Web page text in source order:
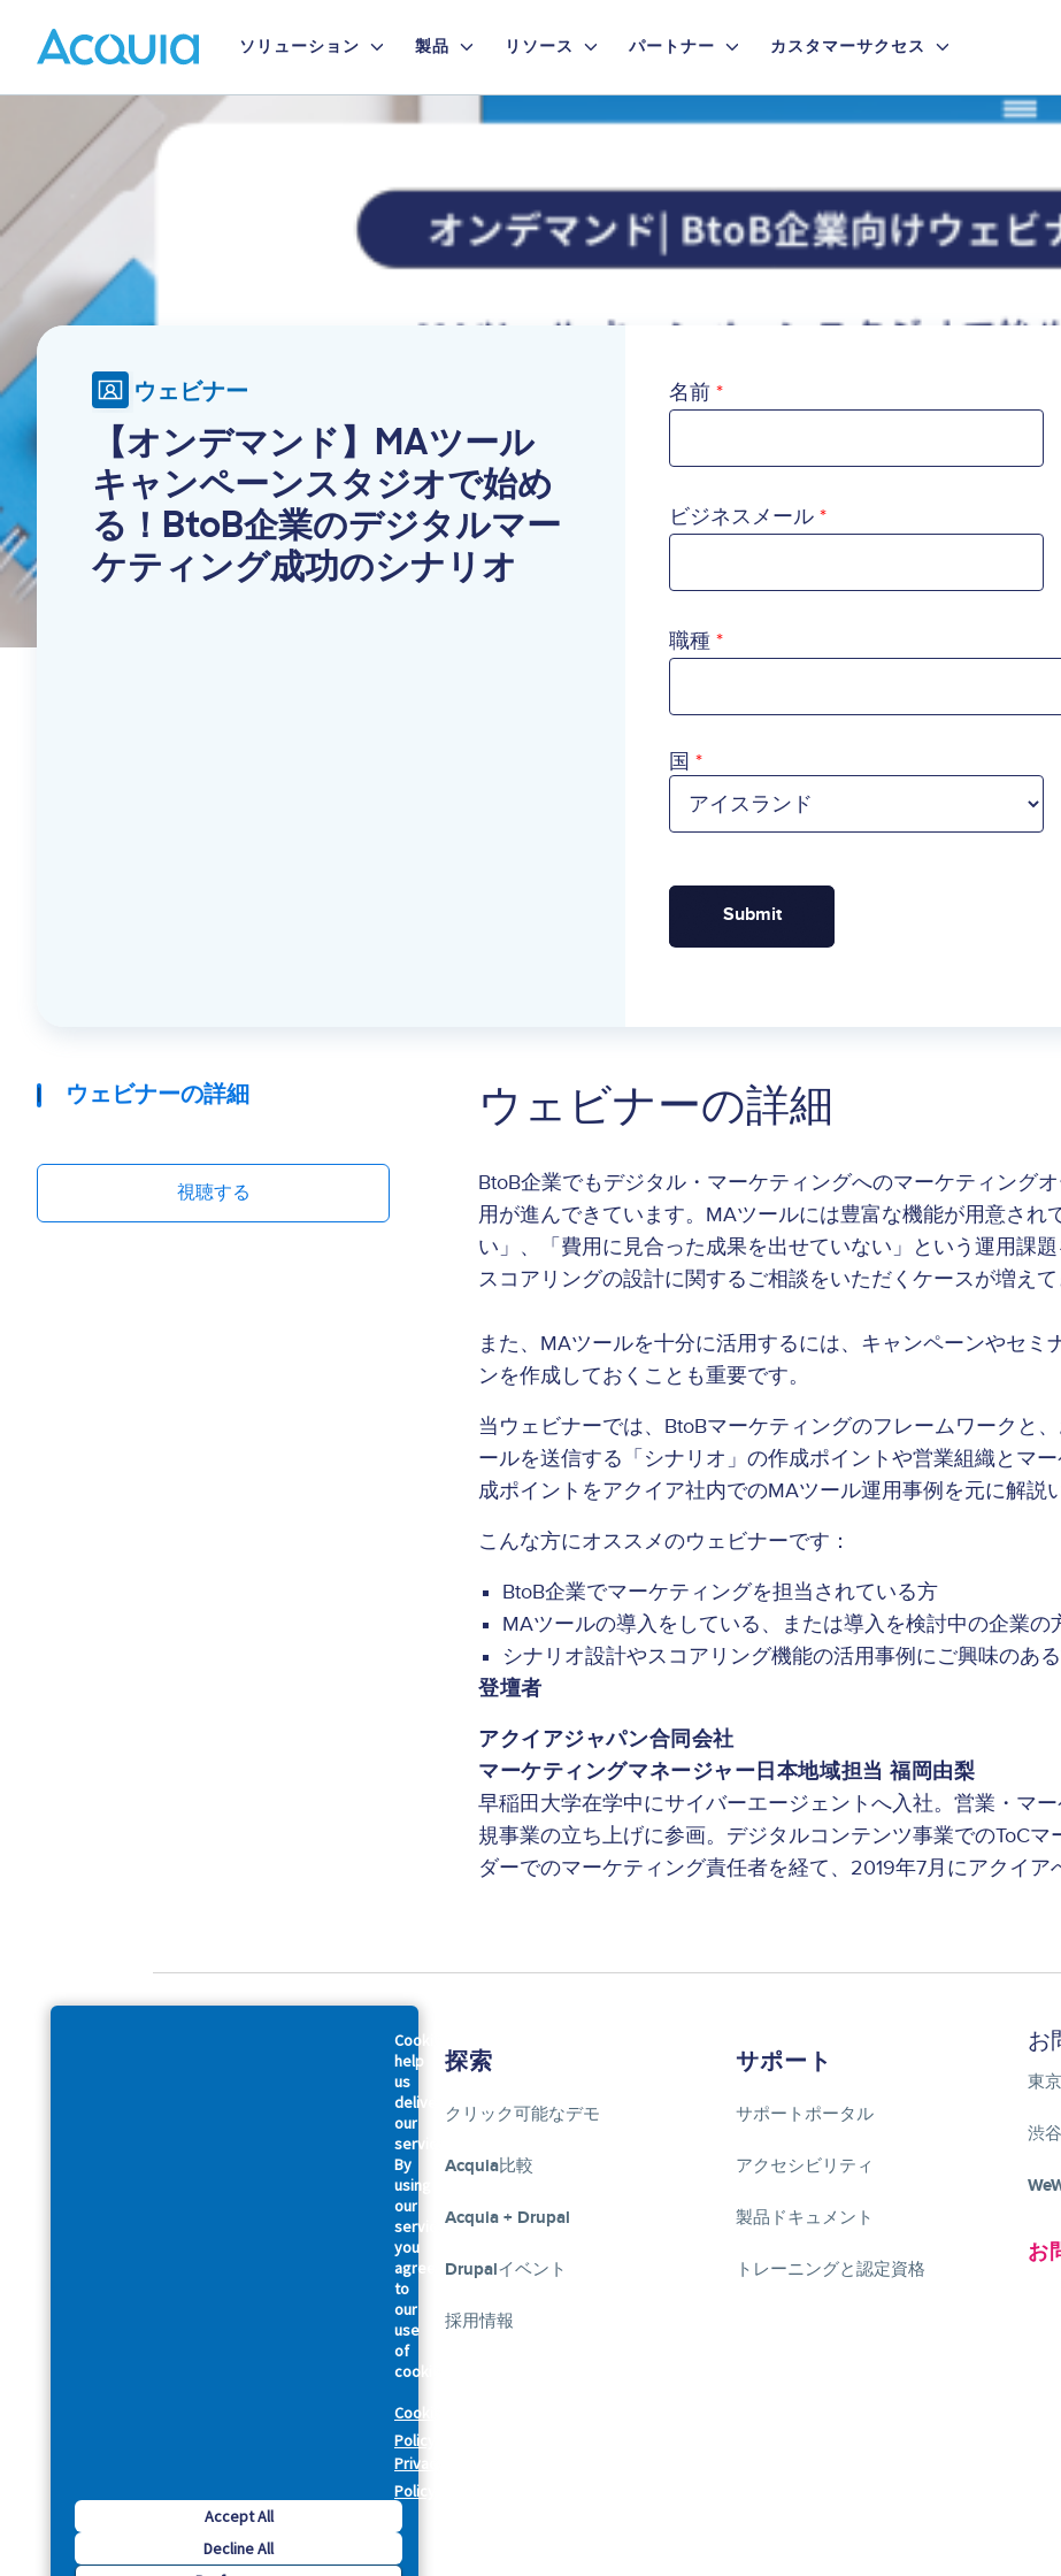
main
content
Cookies
help
us
deliver
our
services.
By
using
our
services,
you
agree
to
our
use
of
cookies.
Cookie
Policy
Privacy
Policy
Accept All
Decline All
Primary
Menu
ソリューション 製品 リソース パートナー カスタマーサクセス
ウェビナー
【オンデマンド】MAツール
キャンペーンスタジオで始め
る！BtoB企業のデジタルマー
ケティング成功のシナリオ
名前
ビジネスメール
職種
国
国
ウェビナーの詳細
視聴する
ウェビナーの詳細
BtoB企業でもデジタル・マーケティングへのマーケティング
用が進んできています。MAツールには豊富な機能が用意さ
い」、「費用に見合った成果を出せていない」という運用課
スコアリングの設計に関するご相談をいただくケースが増えて
また、MAツールを十分に活用するには、キャンペーンやセ
ンを作成しておくことも重要です。
当ウェビナーでは、BtoBマーケティングのフレームワークと
ールを送信する「シナリオ」の作成ポイントや営業組織とマ
成ポイントをアクイア社内でのMAツール運用事例を元に解説
こんな方にオススメのウェビナーです：
BtoB企業でマーケティングを担当されている方
MAツールの導入をしている、または導入を検討中の企業の
シナリオ設計やスコアリング機能の活用事例にご興味のあ
登壇者
アクイアジャパン合同会社
マーケティングマネージャー日本地域担当 福岡由梨
早稲田大学在学中にサイバーエージェントへ入社。営業・マ
規事業の立ち上げに参画。デジタルコンテンツ事業でのToC
ダーでのマーケティング責任者を経て、2019年7月にアクイア
探索
クリック可能なデモ
Acquia比較
Acquia + Drupal
Drupalイベント
採用情報
サポート
サポートポータル
アクセシビリティ
製品ドキュメント
トレーニングと認定資格
お
東
渋
お